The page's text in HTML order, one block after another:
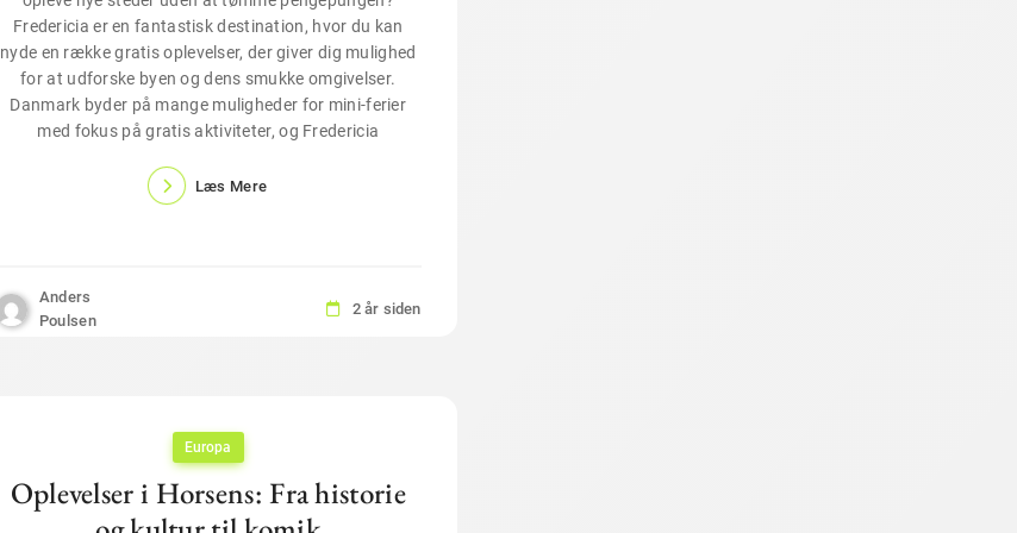
Fredericia er en fantastisk destination, hvor du kan
nyde en række gratis oplevelser, der giver dig mulighed
for at udforske byen og dens smukke omgivelser.
Danmark byder på mange muligheder for mini-ferier
med fokus på gratis aktiviteter, og Fredericia
Læs Mere
Anders
Poulsen
2 år siden
Europa
Oplevelser i Horsens: Fra historie